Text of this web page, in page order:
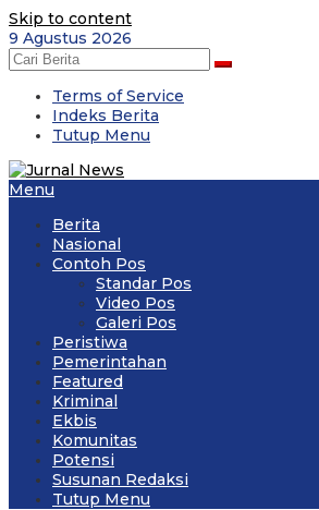
Skip to content
9 Agustus 2026
Terms of Service
Indeks Berita
Tutup Menu
Menu
Berita
Nasional
Contoh Pos
Standar Pos
Video Pos
Galeri Pos
Peristiwa
Pemerintahan
Featured
Kriminal
Ekbis
Komunitas
Potensi
Susunan Redaksi
Tutup Menu